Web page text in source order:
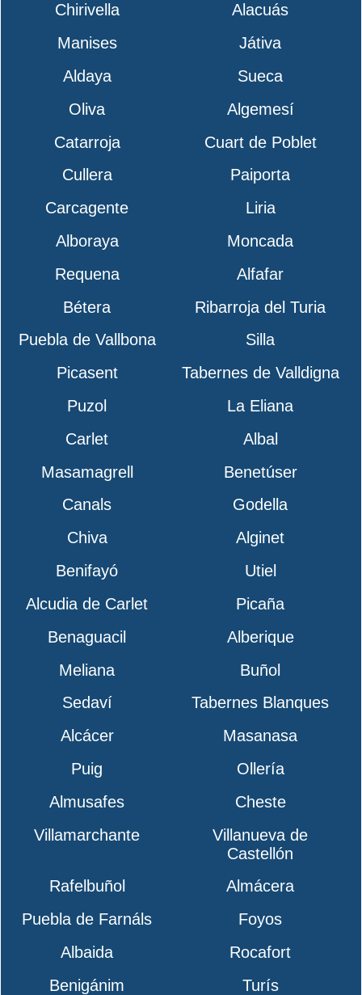
Chirivella
Alacuás
Manises
Játiva
Aldaya
Sueca
Oliva
Algemesí
Catarroja
Cuart de Poblet
Cullera
Paiporta
Carcagente
Liria
Alboraya
Moncada
Requena
Alfafar
Bétera
Ribarroja del Turia
Puebla de Vallbona
Silla
Picasent
Tabernes de Valldigna
Puzol
La Eliana
Carlet
Albal
Masamagrell
Benetúser
Canals
Godella
Chiva
Alginet
Benifayó
Utiel
Alcudia de Carlet
Picaña
Benaguacil
Alberique
Meliana
Buñol
Sedaví
Tabernes Blanques
Alcácer
Masanasa
Puig
Ollería
Almusafes
Cheste
Villamarchante
Villanueva de
Castellón
Rafelbuñol
Almácera
Puebla de Farnáls
Foyos
Albaida
Rocafort
Benigánim
Turís